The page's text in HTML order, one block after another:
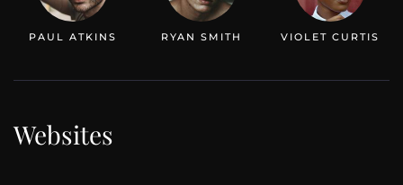
PAUL ATKINS RYAN SMITH VIOLET CURTIS
Websites